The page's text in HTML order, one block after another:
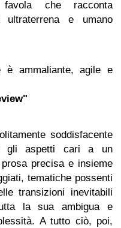
che racconta
ultraterrena e umano
è ammaliante, agile e
soddisfacente
gli aspetti cari a un
precisa e insieme
tematiche possenti
transizioni inevitabili
la sua ambigua e
A tutto ciò, poi,